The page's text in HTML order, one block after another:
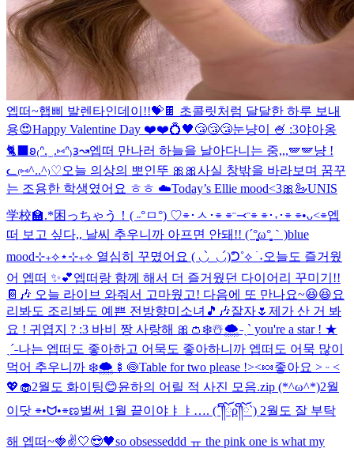
엡떠~햅삐 발렌타인데이!!💝🍫 초콜릿처럼 달달한 하루 보내
용😍Happy Valentine Day ❤️❤️💍🖤😴😴😴눈냥이 🍧 :3야아옹
🐈‍⬛ 𐐪₍ᐢ. ̫ .⑅ᐢ₎𐑂↝엡떠 만나러 하늘을 날아다니는 중,,,🪽🪽냥 !
ᓚ₍⑅^..^₎♡오늘 의상의 뽀인뚜 🎀🎀사실 창밖을 바라보며 꿈꾸
는 조용한 학생였어요 ㅎㅎ ☁️Today’s Ellie mood<3🎀🦢UNIS
学校🏫.*困っちゃう！( ˶°ㅁ°) ♡⌯･ㅅ･⌯ ⌯ᵔ⤙ᵔ⌯ ⌯･˕･⌯ ⌯•ᴗ<⌯엡
떠 보고 싶다,, 날씨 추우니까 아프면 안돼!! (´°̥̥̥̥̥̥̥̥ω°̥̥̥̥̥̥̥̥｀)blue
mood⊹₊⟡⋆⊹₊⟡ 열심히 꾸몄어요 ( ◡̀_◡́)ᕤ˚⟡ ࣪ ˖오늘도 즐거웠
어 엡떠 ✨💕엡떠랑 함께 해서 더 즐거웠던 다이어리 꾸미기!!
📔🎶 오늘 라이브 와줘서 고마웠고! 다음에 또 만나요~😆😆요
리봐도 조리봐도 예쁜 전방향미소녀🎵🎶잘자🌷 제가 산 거 봐
요 ! 귀엽지 ? :3 바비 짱 사랑해 🎀👛 ❄️☃️🌨️˗ˏˋ you're a star ! ★
ˎˊ˗나는 엡떠도 좋아하고 어묵도 좋아하니까 엡떠도 어묵 많이
먹어 추우니까 ❄️🌨️🍢🍥Table for two please !><🍬좋아요 ˃ ᵕ ˂
💖🧁2월도 화이팅😊윤하의 어릴 적 사진 모음.zip (*^ω^*)2월
이닷 ⌯•ᗢ•⌯ಣ벌써 1월 끝이야ㅑㅑ…. (´༎ຶོρ༎ຶོ`) 2월도 잘 부탁
해 엡떠~🍓✌️🤍😎🖤so obsesseddd ㅠ the pink one is what my